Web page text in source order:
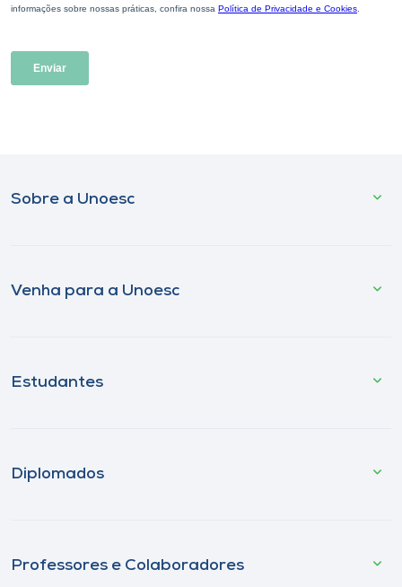
Sobre a Unoesc
Venha para a Unoesc
Estudantes
Diplomados
Professores e Colaboradores